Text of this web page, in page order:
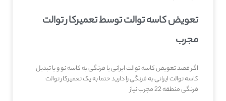
تعویض کاسه توالت توسط تعمیرکار توالت
مجرب
اگر قصد تعویض کاسه توالت ایرانی یا فرنگی به کاسه نو و یا تبدیل
کاسه توالت ایرانی به فرنگی را دارید حتما به یک تعمیرکار توالت
فرنگی منطقه 22 مجرب نیاز